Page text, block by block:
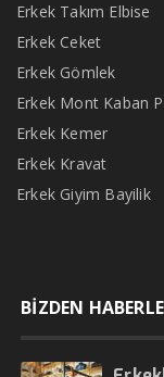
Erkek Takım Elbise
Erkek Ceket
Erkek Gömlek
Erkek Mont Kaban
Erkek Kemer
Erkek Kravat
Erkek Giyim Bayilik
BİZDEN